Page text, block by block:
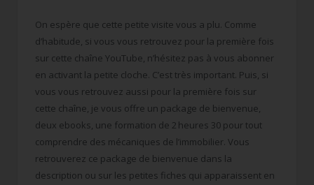
On espère que cette petite visite vous a plu. Comme
d’habitude, si vous vous retrouvez pour la première fois
sur cette chaîne YouTube, n’hésitez pas à vous abonner
en activant la petite cloche. C’est très important. Puis, si
vous vous retrouvez aussi pour la première fois sur
cette chaîne, je vous offre un package de bienvenue,
deux ebooks, une formation de 2 heures 30 pour tout
comprendre des mécaniques de l’immobilier. Vous
retrouverez ce package de bienvenue dans la
description ou sur les petites fiches qui apparaissent en